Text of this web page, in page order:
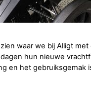
waar we bij Alligt
hun nieuwe
en het gebruiksgemak